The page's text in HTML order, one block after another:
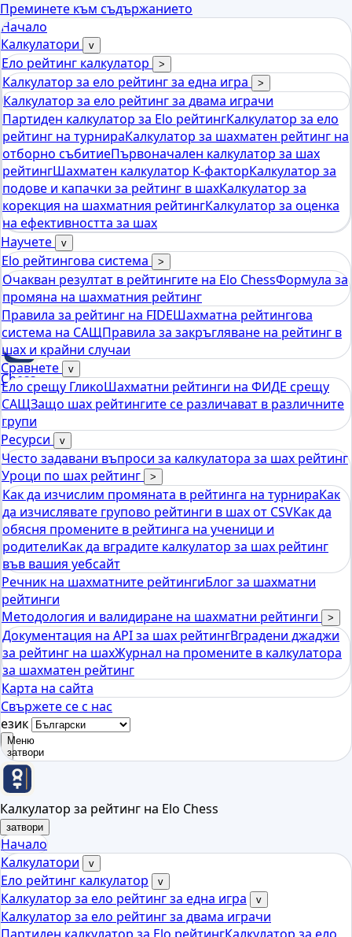
Преминете към съдържанието
Chess
tools
Калкулатор за рейтинг на Elo Chess
Начало
Калкулатори
v
Ело рейтинг калкулатор >
Калкулатор за ело рейтинг за една игра >
Калкулатор за ело рейтинг за двама играчи
Партиден калкулатор за Elo рейтингКалкулатор за ело
рейтинг на турнираКалкулатор за шахматен рейтинг на
отборно събитиеПървоначален калкулатор за шах
рейтингШахматен калкулатор K-факторКалкулатор за
подове и капачки за рейтинг в шахКалкулатор за
корекция на шахматния рейтингКалкулатор за оценка
на ефективността за шах
Научете
v
Elo рейтингова система >
Очакван резултат в рейтингите на Elo ChessФормула за
промяна на шахматния рейтинг
Правила за рейтинг на FIDEШахматна рейтингова
система на САЩПравила за закръгляване на рейтинг в
шах и крайни случаи
Сравнете
v
Ело срещу ГликоШахматни рейтинги на ФИДЕ срещу
САЩЗащо шах рейтингите се различават в различните
групи
Ресурси
v
Често задавани въпроси за калкулатора за шах рейтинг
Уроци по шах рейтинг
>
Как да изчислим промяната в рейтинга на турнираКак
да изчислявате групово рейтинги в шах от CSVКак да
обясня промените в рейтинга на ученици и
родителиКак да вградите калкулатор за шах рейтинг
във вашия уебсайт
Речник на шахматните рейтингиБлог за шахматни
рейтинги
Методология и валидиране на шахматни рейтинги
>
Документация на API за шах рейтингВградени джаджи
за рейтинг на шахЖурнал на промените в калкулатора
за шахматен рейтинг
Карта на сайта
Свържете се с нас
език
Меню
затвори
Калкулатор за рейтинг на Elo Chess
затвори
Начало
Калкулатори
v
Ело рейтинг калкулатор v
Калкулатор за ело рейтинг за една игра v
Калкулатор за ело рейтинг за двама играчи